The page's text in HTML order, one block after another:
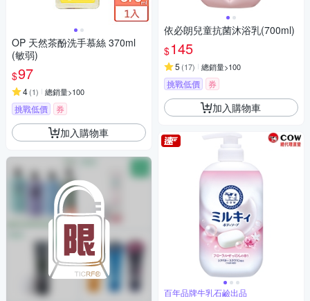
OP 天然茶酚洗手慕絲 370ml
(敏弱)
$97
4(1) 總銷量>100
挑戰低價 券
加入購物車
依必朗兒童抗菌沐浴乳(700ml)
$145
5 (17) 總銷量>100
挑戰低價 券
加入購物車
百年品牌牛乳石鹼出品